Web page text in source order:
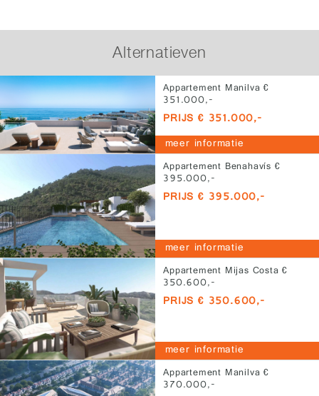
Alternatieven
Appartement Manilva €
351.000,-
PRIJS € 351.000,-
meer informatie
Appartement Benahavís €
395.000,-
PRIJS € 395.000,-
meer informatie
Appartement Mijas Costa €
350.600,-
PRIJS € 350.600,-
meer informatie
Appartement Manilva €
370.000,-